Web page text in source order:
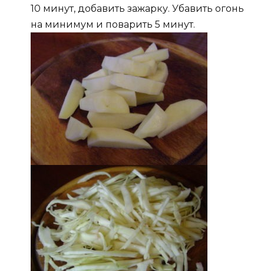
10 минут, добавить зажарку. Убавить огонь
на минимум и поварить 5 минут.